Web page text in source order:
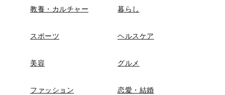
教養・カルチャー 暮らし
スポーツ ヘルスケア
美容 グルメ
ファッション 恋愛・結婚